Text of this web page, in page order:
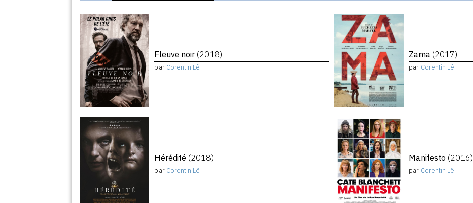
Fleuve noir (2018)
par Corentin Lê
Zama (2017)
par Corentin Lê
Hérédité (2018)
par Corentin Lê
Manifesto (2016)
par Corentin Lê